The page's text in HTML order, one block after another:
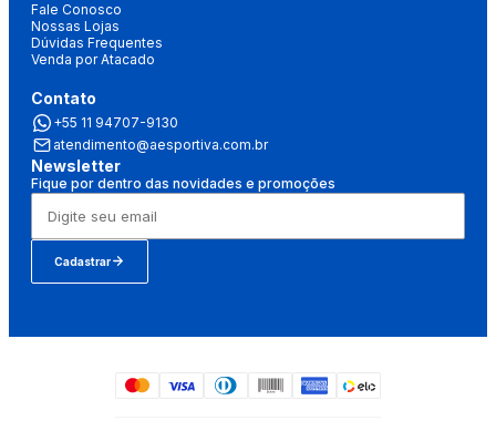
Fale Conosco
Nossas Lojas
Dúvidas Frequentes
Venda por Atacado
Contato
+55 11 94707-9130
atendimento@aesportiva.com.br
Newsletter
Fique por dentro das novidades e promoções
Cadastrar